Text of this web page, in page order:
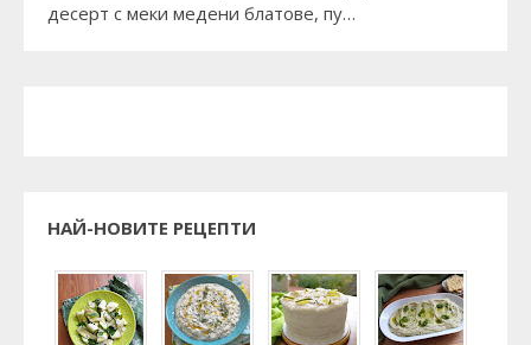
десерт с меки медени блатове, пу…
НАЙ-НОВИТЕ РЕЦЕПТИ